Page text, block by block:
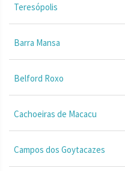
Teresópolis
Barra Mansa
Belford Roxo
Cachoeiras de Macacu
Campos dos Goytacazes